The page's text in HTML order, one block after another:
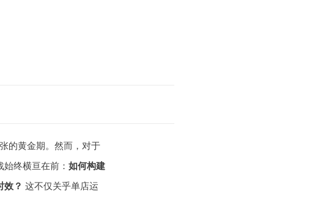
的黄金期。然而，对于
终横亘在前： 如何构建
效？ 这不仅关乎单店运